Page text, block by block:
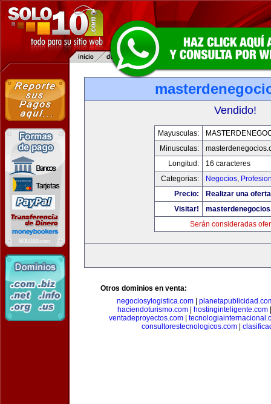
Vendido!
Mayusculas:
Minusculas:
Longitud:
16 caracteres
Categorias:
Negocios,
Precio:
Realizar una
Visitar!
Serán consideradas
Otros dominios en venta:
negociosylogistica.com|
haciendoturismo.com
hostinginteligente.com
ventadeproyectos.com|
consultorestecnologicos.com